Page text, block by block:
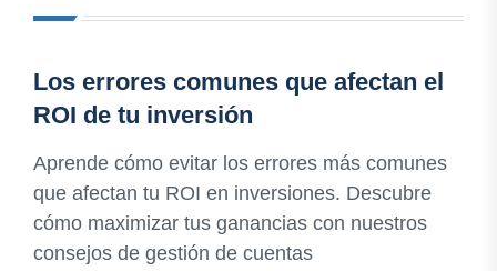
Los errores comunes que afectan el
ROI de tu inversión
Aprende cómo evitar los errores más comunes
que afectan tu ROI en inversiones. Descubre
cómo maximizar tus ganancias con nuestros
consejos de gestión de cuentas